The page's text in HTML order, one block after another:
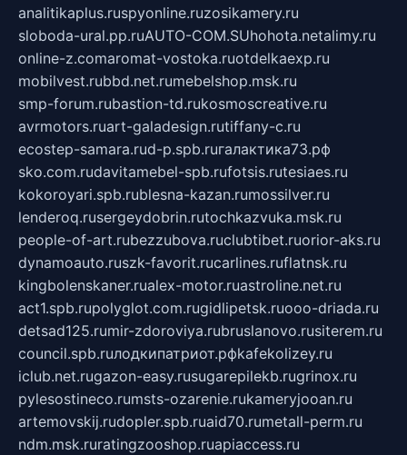
analitikaplus.ruspyonline.ruzosikamery.ru
sloboda-ural.pp.ruAUTO-COM.SUhohota.netalimy.ru
online-z.comaromat-vostoka.ruotdelkaexp.ru
mobilvest.rubbd.net.rumebelshop.msk.ru
smp-forum.rubastion-td.rukosmoscreative.ru
avrmotors.ruart-galadesign.rutiffany-c.ru
ecostep-samara.rud-p.spb.ruгалактика73.рф
sko.com.rudavitamebel-spb.rufotsis.rutesiaes.ru
kokoroyari.spb.rublesna-kazan.rumossilver.ru
lenderoq.rusergeydobrin.rutochkazvuka.msk.ru
people-of-art.rubezzubova.ruclubtibet.ruorior-aks.ru
dynamoauto.ruszk-favorit.rucarlines.ruflatnsk.ru
kingbolenskaner.rualex-motor.ruastroline.net.ru
act1.spb.rupolyglot.com.rugidlipetsk.ruooo-driada.ru
detsad125.rumir-zdoroviya.rubruslanovo.rusiterem.ru
council.spb.ruлодкипатриот.рфkafekolizey.ru
iclub.net.rugazon-easy.rusugarepilekb.rugrinox.ru
pylesostineco.rumsts-ozarenie.rukameryjooan.ru
artemovskij.rudopler.spb.ruaid70.rumetall-perm.ru
ndm.msk.ruratingzooshop.ruapiaccess.ru